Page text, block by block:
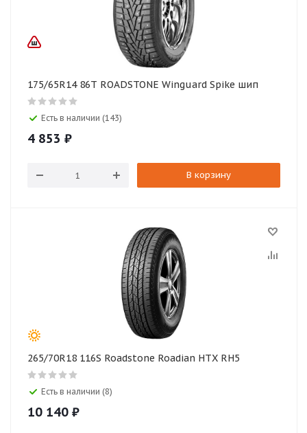
175/65R14 86T ROADSTONE Winguard Spike шип
Есть в наличии (143)
4 853 ₽
В корзину
265/70R18 116S Roadstone Roadian HTX RH5
Есть в наличии (8)
10 140 ₽